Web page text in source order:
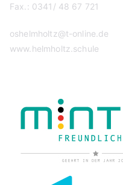
Fax.: 0341/ 48 67 721
oshelmholtz@t-online.de
www.helmholtz.schule